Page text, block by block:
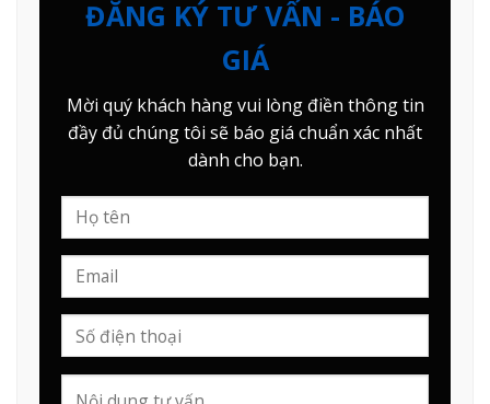
ĐĂNG KÝ TƯ VẤN - BÁO
GIÁ
Mời quý khách hàng vui lòng điền thông tin
đầy đủ chúng tôi sẽ báo giá chuẩn xác nhất
dành cho bạn.